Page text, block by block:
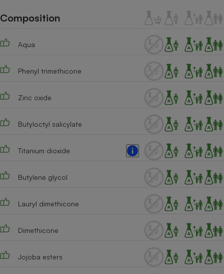
Composition
Aqua
Phenyl trimethicone
Zinc oxide
Butyloctyl salicylate
Titanium dioxide
Butylene glycol
Lauryl dimethicone
Dimethicone
Jojoba esters
Plaque de cuisson à
Climatiseur -
Cafetière à expressos
Smartphone
Antivirus
Climatiseur -
Ventilateur